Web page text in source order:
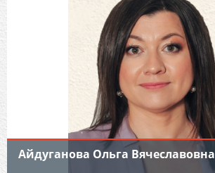
Айдуганова Ольга Вячеславовна